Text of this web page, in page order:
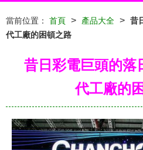
當前位置： 首頁 > 產品大全 > 昔
代工廠的困頓之路
昔日彩電巨頭的落
代工廠的